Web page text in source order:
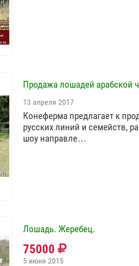
Продажа лошадей арабской
13 апреля 2017
Конеферма предлагает к
русских линий и семейств,
шоу направле…
Лошадь. Жеребец.
75000
5 июня 2015